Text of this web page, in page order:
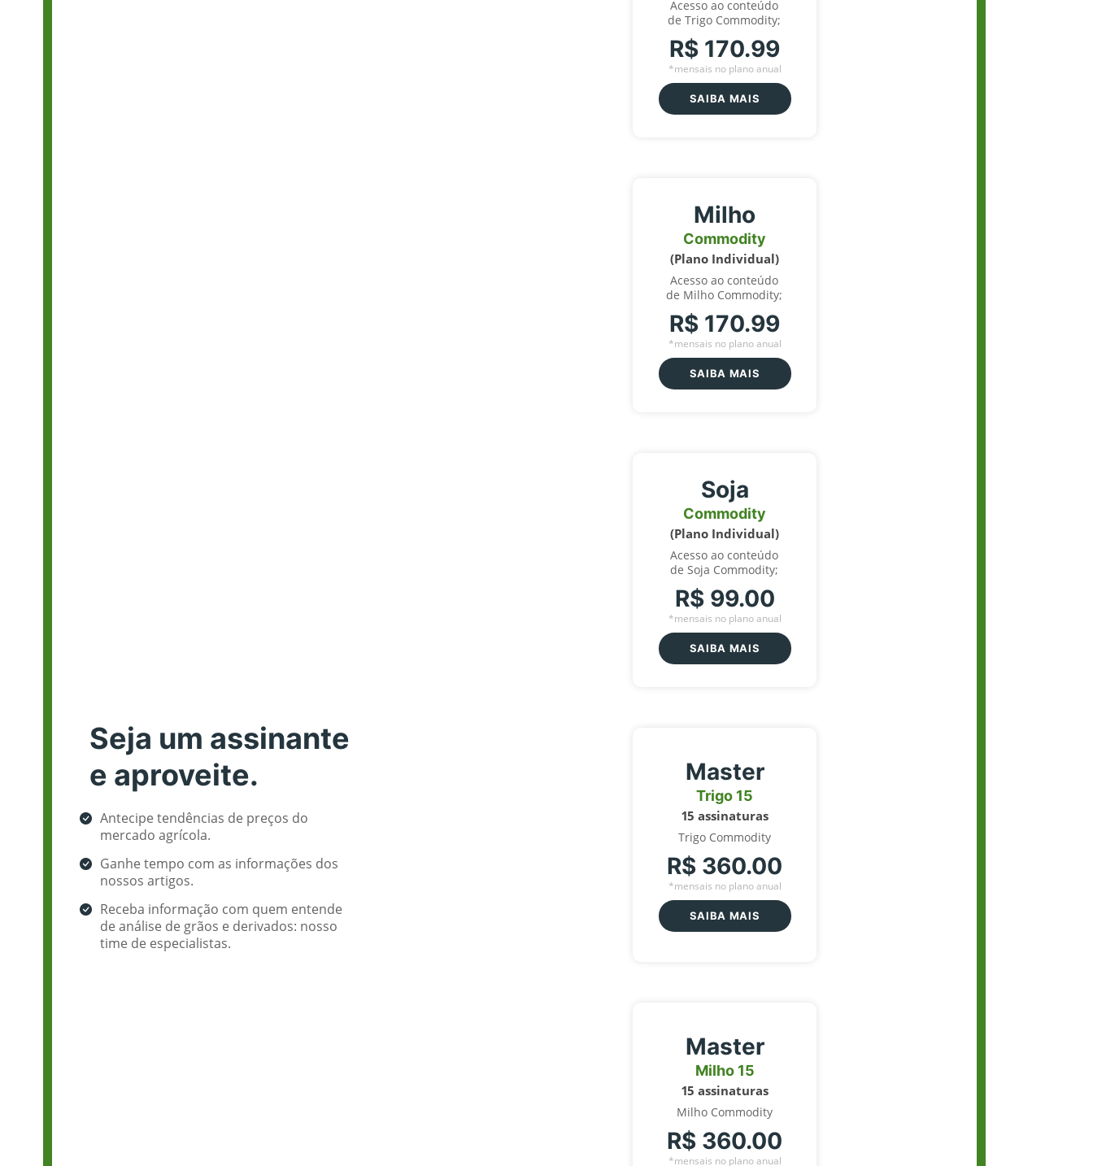
Seja um assinante
e aproveite.
Antecipe tendências de preços do
mercado agrícola.
Ganhe tempo com as informações dos
nossos artigos.
Receba informação com quem entende
de análise de grãos e derivados: nosso
time de especialistas.
Acesso ao conteúdo
de Trigo Commodity;
R$ 170.99
*mensais no plano anual
SAIBA MAIS
Milho
Commodity
(Plano Individual)
Acesso ao conteúdo
de Milho Commodity;
R$ 170.99
*mensais no plano anual
SAIBA MAIS
Soja
Commodity
(Plano Individual)
Acesso ao conteúdo
de Soja Commodity;
R$ 99.00
*mensais no plano anual
SAIBA MAIS
Master
Trigo 15
15 assinaturas
Trigo Commodity
R$ 360.00
*mensais no plano anual
SAIBA MAIS
Master
Milho 15
15 assinaturas
Milho Commodity
R$ 360.00
*mensais no plano anual